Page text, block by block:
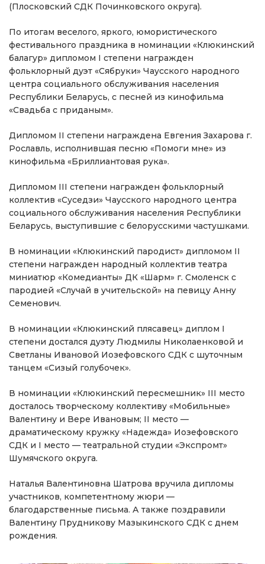
(Плосковский СДК Починковского округа).
По итогам веселого, яркого, юмористического
фестивального праздника в номинации «Клюкинский
балагур» дипломом I степени награжден
фольклорный дуэт «Сябруки» Чаусского народного
центра социального обслуживания населения
Республики Беларусь, с песней из кинофильма
«Свадьба с приданым».
Дипломом II степени награждена Евгения Захарова г.
Рославль, исполнившая песню «Помоги мне» из
кинофильма «Бриллиантовая рука».
Дипломом III степени награжден фольклорный
коллектив «Суседзи» Чаусского народного центра
социального обслуживания населения Республики
Беларусь, выступившие с белорусскими частушками.
В номинации «Клюкинский пародист» дипломом II
степени награжден народный коллектив театра
миниатюр «Комедианты» ДК «Шарм» г. Смоленск с
пародией «Случай в учительской» на певицу Анну
Семенович.
В номинации «Клюкинский плясавец» диплом I
степени достался дуэту Людмилы Николаенковой и
Светланы Ивановой Иозефовского СДК с шуточным
танцем «Сизый голубочек».
В номинации «Клюкинский пересмешник» III место
досталось творческому коллективу «Мобильные»
Валентину и Вере Ивановым; II место —
драматическому кружку «Надежда» Иозефовского
СДК и I место — театральной студии «Экспромт»
Шумячского округа.
Наталья Валентиновна Шатрова вручила дипломы
участников, компетентному жюри —
благодарственные письма. А также поздравили
Валентину Прудникову Мазыкинского СДК с днем
рождения.